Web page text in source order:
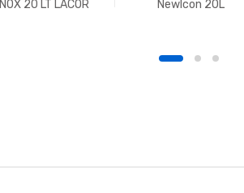
INOX 20 LT LACOR
NewIcon 20L